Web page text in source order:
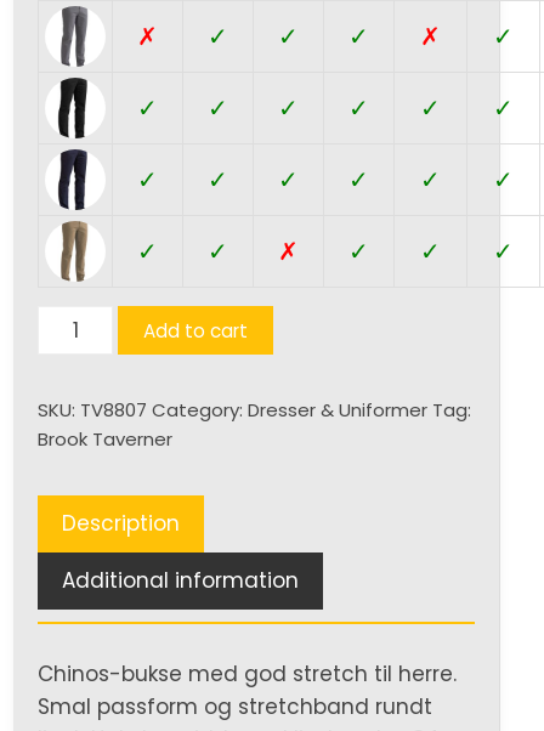
✗ ✓ ✓ ✓ ✗ ✓
✓ ✓ ✓ ✓ ✓ ✓
✓ ✓ ✓ ✓ ✓ ✓
✓ ✓ ✗ ✓ ✓ ✓
Miami
Bukse
(H)
Add to cart
SKU: TV8807 Category:Dresser & Uniformer Tag:
Brook Taverner
Description
Additional information
Chinos-bukse med god stretch til herre.
Smal passform og stretchband rundt